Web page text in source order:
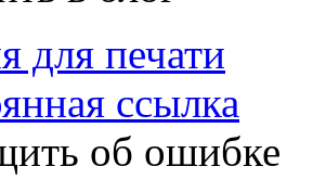
для печати
ссылка
об ошибке